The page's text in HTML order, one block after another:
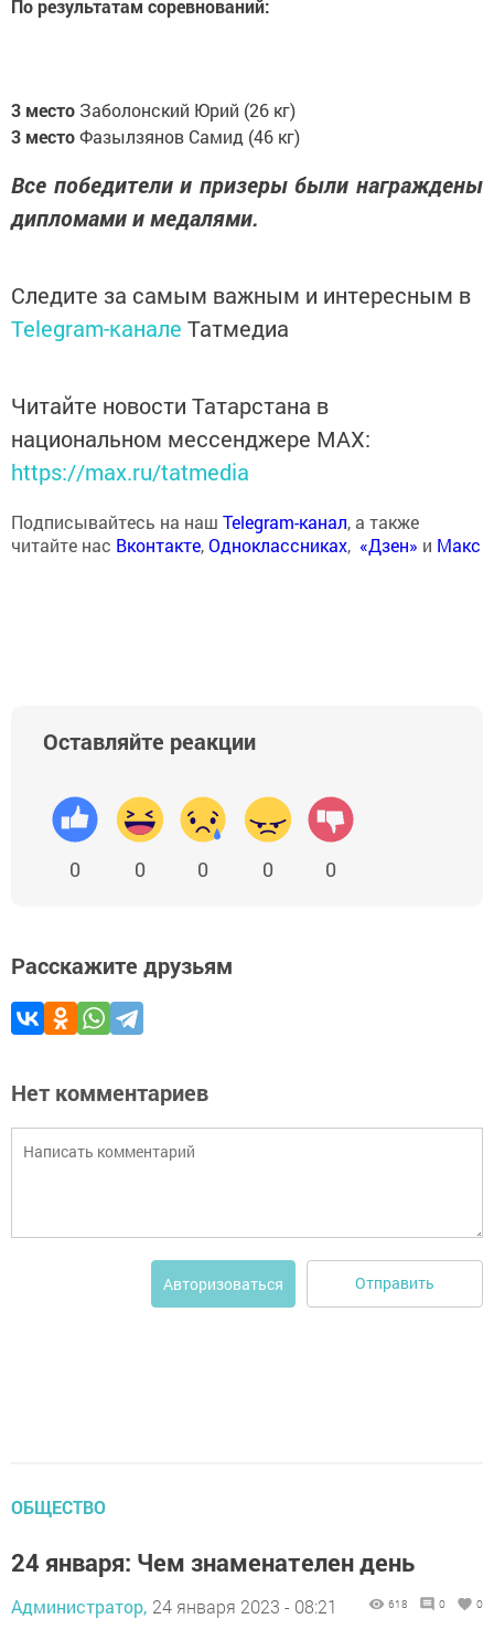
По результатам соревнований:
3 место Заболонский Юрий (26 кг)
3 местоФазылзянов Самид (46 кг)
Все победители и призеры были награждены
дипломами и медалями.
Следите за самым важным и интересным в
Telegram-канале Татмедиа
Читайте новости Татарстана в
национальном мессенджере MАХ:
https://max.ru/tatmedia
Подписывайтесь на наш Telegram-канал, а также
читайте нас Вконтакте,Одноклассниках, «Дзен» и Макс
Оставляйте реакции
0 0 0 0 0
Расскажите друзьям
Нет комментариев
Авторизоваться Отправить
ОБЩЕСТВО
24 января: Чем знаменателен день
Администратор, 24 января 2023 - 08:21 618 0 0